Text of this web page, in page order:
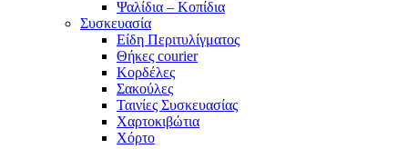
Ψαλίδια – Κοπίδια
Συσκευασία
Είδη Περιτυλίγματος
Θήκες courier
Κορδέλες
Σακούλες
Ταινίες Συσκευασίας
Χαρτοκιβώτια
Χόρτο